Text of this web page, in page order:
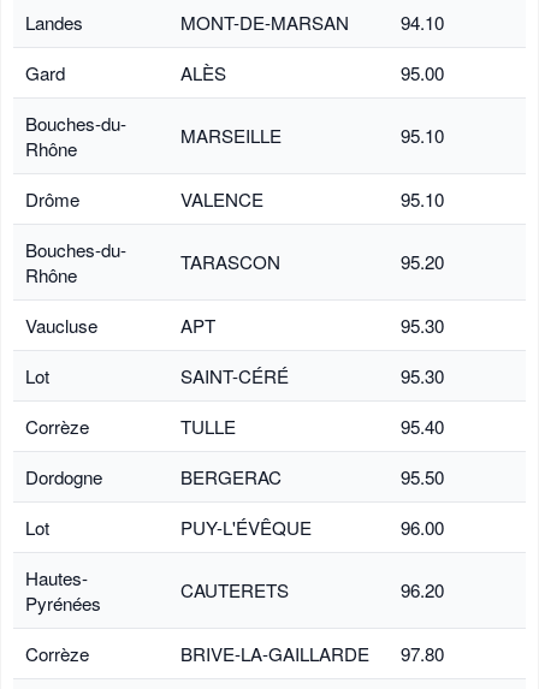
Landes
MONT-DE-MARSAN
94.10
Gard
ALÈS
95.00
Bouches-du-
Rhône
MARSEILLE 95.10
Drôme VALENCE
95.10
Bouches-du-
Rhône
TARASCON 95.20
Vaucluse APT
95.30
Lot
SAINT-CÉRÉ
95.30
Corrèze
TULLE
95.40
Dordogne
BERGERAC
95.50
Lot
PUY-L'ÉVÊQUE
96.00
Hautes-
Pyrénées
CAUTERETS 96.20
Corrèze BRIVE-LA-GAILLARDE
97.80